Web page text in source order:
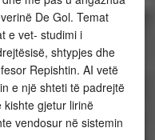
De Gol. Temat
e vet- studimi i
shtypjes dhe
Repishtin. AI vetë
e një shteti të padrejtë
gjetur lirinë
vendosur në sistemin